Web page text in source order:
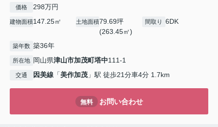
価格 298万円
建物面積147.25㎡ 土地面積79.69坪
(263.45㎡)
間取り 6DK
築年数 築36年
所在地 岡山県津山市加茂町塔中111-1
交通 因美線 「美作加茂 」駅 徒歩21分車4分 1.7km
無料 お問い合わせ